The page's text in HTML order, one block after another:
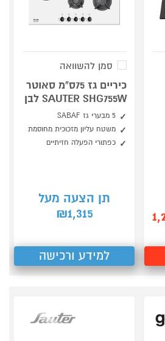
סמן להשוואה
כיריים גז 75ס"מ סאוטר
SAUTER SHG755W לבן
5 מבערי גז SABAF
משטח עליון מזכוכית מחוסמת
כפתורי הפעלה חזיתיים
תן הצעה מעל
₪1,315
למידע ורכישה